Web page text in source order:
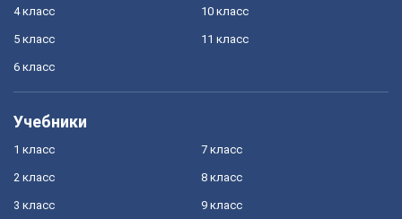
4 класс
5 класс
6 класс
10 класс
11 класс
Учебники
1 класс
2 класс
3 класс
7 класс
8 класс
9 класс